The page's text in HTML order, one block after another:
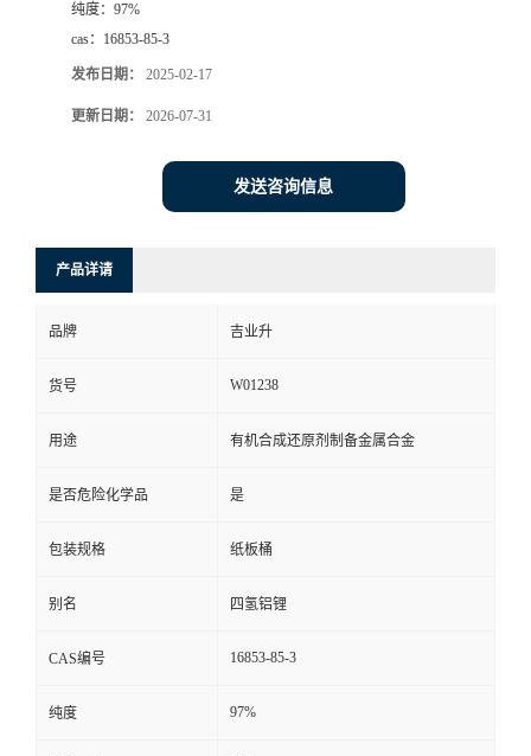
纯度： 97%
cas： 16853-85-3
发布日期： 2025-02-17
更新日期： 2026-07-31
发送咨询信息
产品详请
品牌 吉业升
货号 W01238
用途 有机合成还原剂制备金属合金
是否危险化学品 是
包装规格 纸板桶
别名 四氢铝锂
CAS编号 16853-85-3
纯度 97%